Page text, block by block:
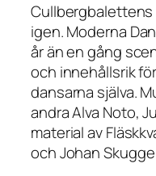
igen. Moderna
år än en gång
och innehållsrik
dansarna själva.
andra Alva Noto,
material av
och Johan